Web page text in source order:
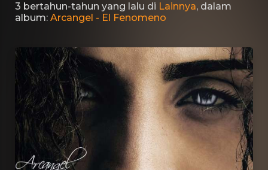
3 bertahun-tahun yang lalu di Lainnya, dalam
album: Arcangel - El Fenomeno